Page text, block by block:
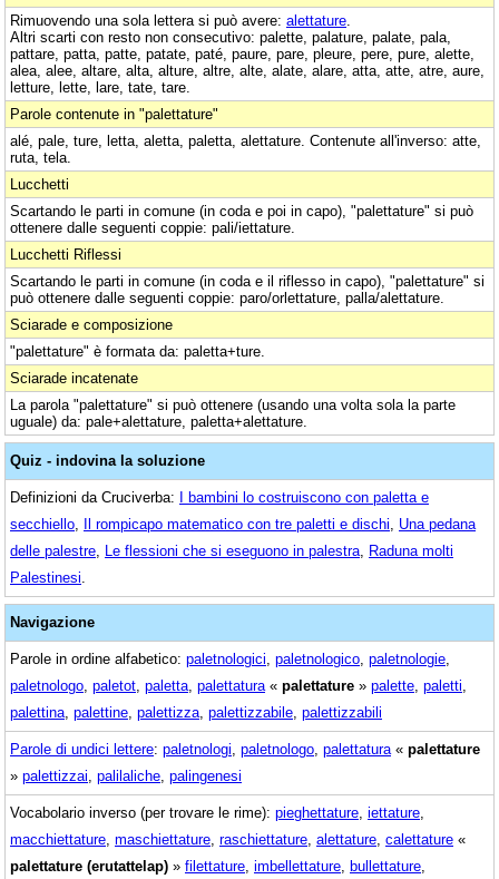
Rimuovendo una sola lettera si può avere: alettature
Altri scarti con resto non consecutivo: palette, palature, palate, pala,
pattare, patta, patte, patate, paté, paure, pare, pleure, pere, pure, alette,
alea, alee, altare, alta, alture, altre, alte, alate, alare, atta, atte, atre, aure,
letture, lette, lare, tate, tare.
Parole contenute in "palettature"
alé, pale, ture, letta, aletta, paletta, alettature. Contenute all'inverso: atte,
ruta, tela.
Lucchetti
Scartando le parti in comune (in coda e poi in capo), "palettature" si può
ottenere dalle seguenti coppie: pali/iettature.
Lucchetti Riflessi
Scartando le parti in comune (in coda e il riflesso in capo), "palettature" si
può ottenere dalle seguenti coppie: paro/orlettature, palla/alettature.
Sciarade e composizione
"palettature" è formata da: paletta+ture.
Sciarade incatenate
La parola "palettature" si può ottenere (usando una volta sola la parte
uguale) da: pale+alettature, paletta+alettature.
Quiz - indovina la soluzione
Definizioni da Cruciverba: I bambini lo costruiscono con paletta e
secchiello Il rompicapo matematico con tre paletti e dischi
Una pedana
delle palestre Le flessioni che si eseguono in palestra Raduna molti
Palestinesi
Navigazione
Parole in ordine alfabetico: paletnologici paletnologico paletnologie
paletnologo paletot paletta palettatura « palettature » palette paletti
palettina palettine palettizza palettizzabile palettizzabili
Parole di undici lettere: paletnologi paletnologo palettatura « palettature
» palettizzai palilaliche palingenesi
Vocabolario inverso (per trovare le rime): pieghettature iettature
macchiettature maschiettature raschiettature alettature calettature «
palettature (erutattelap) » filettature imbellettature bullettature